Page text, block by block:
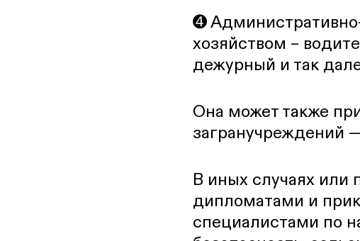
➍
хозяйством –
дежурный и так
Она может также
загранучреждений
В иных случаях или
дипломатами и
специалистами по